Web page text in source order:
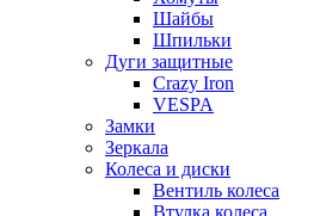
Шайбы
Шпильки
Дуги защитные
Crazy Iron
VESPA
Замки
Зеркала
Колеса и диски
Вентиль колеса
Втулка колеса